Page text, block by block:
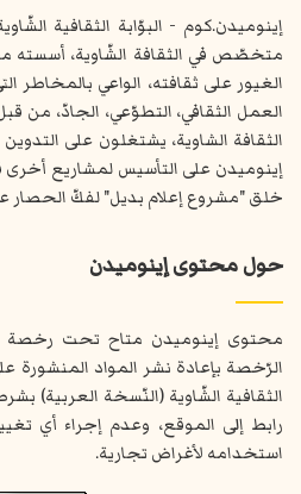
إينوميدن.كوم - البوّابة الثقافية
متخصّص في الثقافة الشّاوية، أسسته
الغيور على ثقافته، الواعي بالمخاطر
العمل الثقافي، التطوّعي، الجادّ، من
الثقافة الشاوية، يشتغلون على
إينوميدن على التأسيس لمشاريع
خلق "مشروع إعلام بديل" لفكّ الحصار
حول محتوى إينوميدن
محتوى إينوميدن متاح تحت رخصة
الرّخصة بإعادة نشر المواد المنشورة
الثقافية الشّاوية (النّسخة العربية)
رابط إلى الموقع، وعدم إجراء أي
استخدامه لأغراض تجارية.